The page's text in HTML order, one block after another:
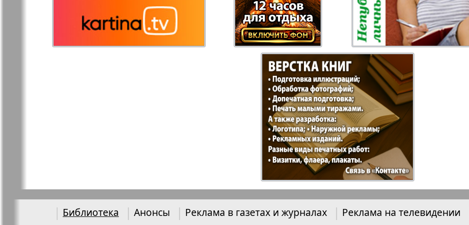
Остров там и тут
Ost-West
Panorama
Отдыхай-Купи-
продай
Партнер-
Пражский
телеграф
Пражский
экспресс
Районка-Nord-Ost-
Bremen
Рейнская газета Рецепты
Рубеж Русская Газета Русская Мысль
Русская
Библиотека Анонсы Реклама в газетах и журналах Реклама на телевидении